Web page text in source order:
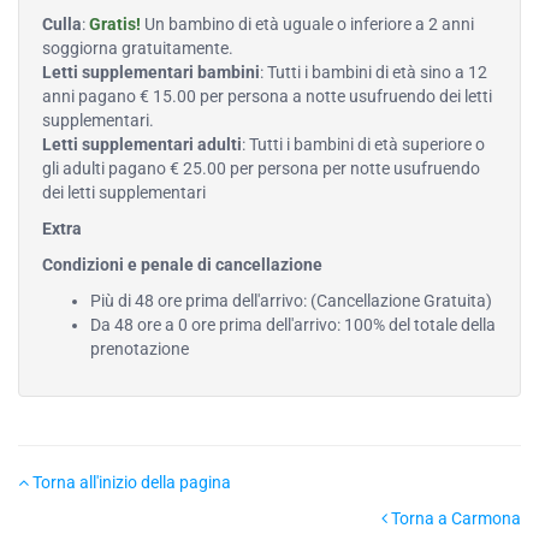
Culla:Gratis! Un bambino di età uguale o inferiore a 2 anni
soggiorna gratuitamente.
Letti supplementari bambini: Tutti i bambini di età sino a 12
anni pagano € 15.00 per persona a notte usufruendo dei letti
supplementari.
Letti supplementari adulti: Tutti i bambini di età superiore o
gli adulti pagano € 25.00 per persona per notte usufruendo
dei letti supplementari
Extra
Condizioni e penale di cancellazione
Più di 48 ore prima dell'arrivo: (Cancellazione Gratuita)
Da 48 ore a 0 ore prima dell'arrivo: 100% del totale della
prenotazione
Torna all'inizio della pagina
Torna a Carmona